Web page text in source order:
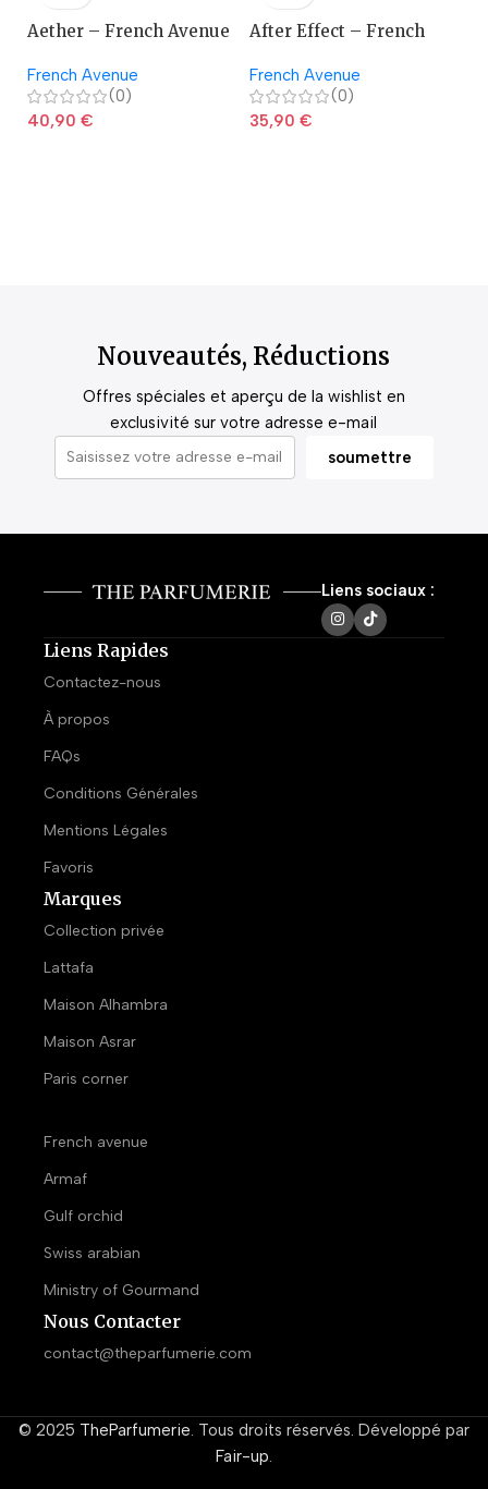
Aether – French Avenue
French Avenue
(0)
40,90 €
After Effect – French
French Avenue
(0)
35,90 €
Nouveautés, Réductions
Offres spéciales et aperçu de la wishlist en
exclusivité sur votre adresse e-mail
Liens sociaux :
Liens Rapides
Contactez-nous
À propos
FAQs
Conditions Générales
Mentions Légales
Favoris
Marques
Collection privée
Lattafa
Maison Alhambra
Maison Asrar
Paris corner
French avenue
Armaf
Gulf orchid
Swiss arabian
Ministry of Gourmand
Nous Contacter
contact@theparfumerie.com
© 2025 TheParfumerie. Tous droits réservés. Développé par
Fair-up.